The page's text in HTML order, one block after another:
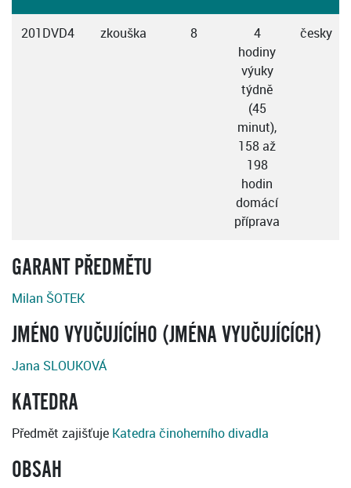
201DVD4 zkouška 8
4
hodiny
výuky
týdně
(45
minut),
158 až
198
hodin
domácí
příprava
česky
GARANT PŘEDMĚTU
Milan ŠOTEK
JMÉNO VYUČUJÍCÍHO (JMÉNA VYUČUJÍCÍCH)
Jana SLOUKOVÁ
KATEDRA
Předmět zajišťuje Katedra činoherního divadla
OBSAH